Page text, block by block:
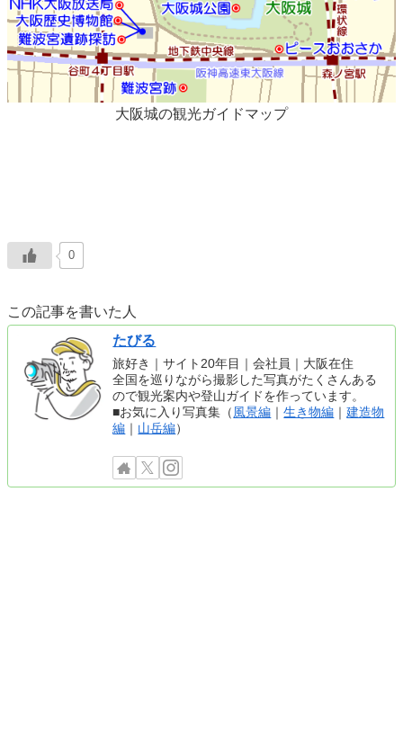
大阪城の観光ガイドマップ
0
この記事を書いた人
たびる
旅好き｜サイト20年目｜会社員｜大阪在住
全国を巡りながら撮影した写真がたくさんある
ので観光案内や登山ガイドを作っています。
■お気に入り写真集（ 風景編 ｜生き物編 ｜建造物
編 ｜ 山岳編）